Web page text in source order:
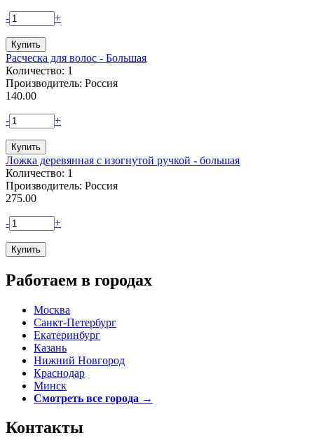
- +
Расческа для волос - Большая
Количество: 1
Производитель: Россия
140.00
- +
Ложка деревянная с изогнутой ручкой - большая
Количество: 1
Производитель: Россия
275.00
- +
Работаем в городах
Москва
Санкт-Петербург
Екатеринбург
Казань
Нижний Новгород
Краснодар
Минск
Смотреть все города →
Контакты